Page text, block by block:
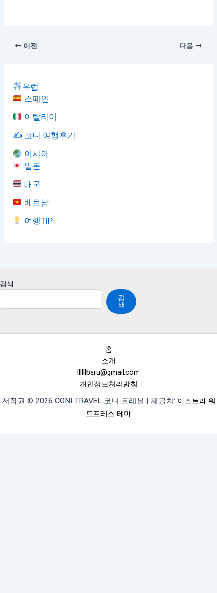
이전 다음
유럽
스페인
이탈리아
✍️ 코니 여행후기
아시아
일본
태국
베트남
여행TIP
검색
검
색
홈
소개
llllllbaru@gmail.com
개인정보처리방침
저작권 © 2026 CONI TRAVEL 코니 트레블 | 제공처: 아스트라 워
드프레스 테마